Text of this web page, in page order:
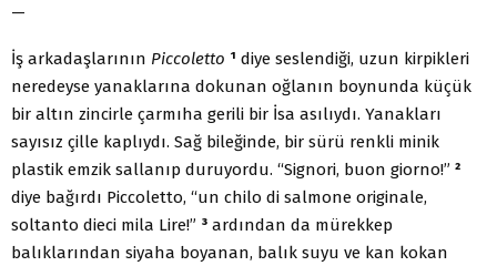
—
İş arkadaşlarının Piccoletto ¹ diye seslendiği, uzun kirpikleri
neredeyse yanaklarına dokunan oğlanın boynunda küçük
bir altın zincirle çarmıha gerili bir İsa asılıydı. Yanakları
sayısız çille kaplıydı. Sağ bileğinde, bir sürü renkli minik
plastik emzik sallanıp duruyordu. “Signori, buon giorno!” ²
diye bağırdı Piccoletto, “un chilo di salmone originale,
soltanto dieci mila Lire!” ³ ardından da mürekkep
balıklarından siyaha boyanan, balık suyu ve kan kokan